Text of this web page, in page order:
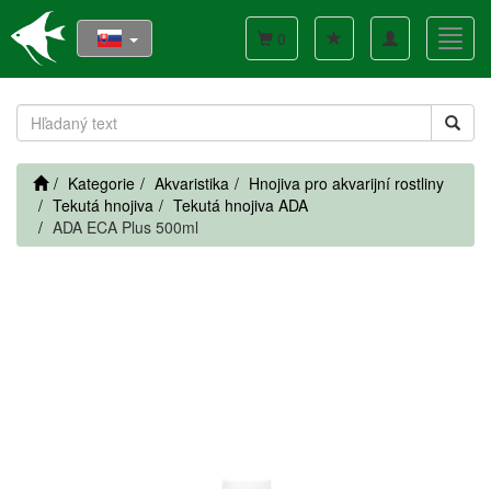
Toggle
navigation
0
Kategorie Akvaristika
Hnojiva pro akvarijní rostliny
Tekutá hnojiva
Tekutá hnojiva ADA
ADA ECA Plus 500ml